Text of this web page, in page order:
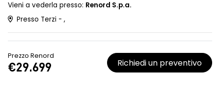
Vieni a vederla presso: Renord S.p.a.
Presso Terzi - ,
Prezzo Renord
€29.699 Richiedi un preventivo